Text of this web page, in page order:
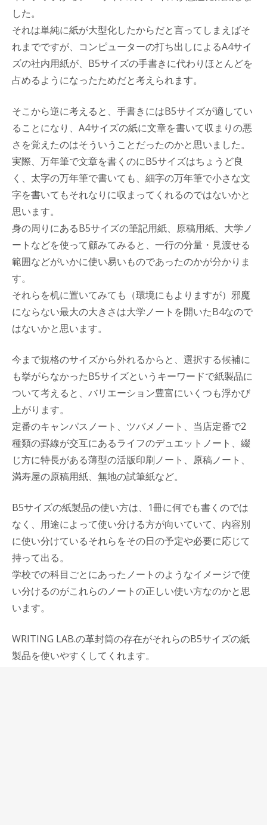
した。
それは単純に紙が大型化したからだと言ってしまえばそ
れまでですが、コンピューターの打ち出しによるA4サイ
ズの社内用紙が、B5サイズの手書きに代わりほとんどを
占めるようになったためだと考えられます。
そこから逆に考えると、手書きにはB5サイズが適してい
ることになり、A4サイズの紙に文章を書いて収まりの悪
さを覚えたのはそういうことだったのかと思いました。
実際、万年筆で文章を書くのにB5サイズはちょうど良
く、太字の万年筆で書いても、細字の万年筆で小さな文
字を書いてもそれなりに収まってくれるのではないかと
思います。
身の周りにあるB5サイズの筆記用紙、原稿用紙、大学ノ
ートなどを使って顧みてみると、一行の分量・見渡せる
範囲などがいかに使い易いものであったのかが分かりま
す。
それらを机に置いてみても（環境にもよりますが）邪魔
にならない最大の大きさは大学ノートを開いたB4なので
はないかと思います。
今まで規格のサイズから外れるからと、選択する候補に
も挙がらなかったB5サイズというキーワードで紙製品に
ついて考えると、バリエーション豊富にいくつも浮かび
上がります。
定番のキャンパスノート、ツバメノート、当店定番で2
種類の罫線が交互にあるライフのデュエットノート、綴
じ方に特長がある薄型の活版印刷ノート、原稿ノート、
満寿屋の原稿用紙、無地の試筆紙など。
B5サイズの紙製品の使い方は、1冊に何でも書くのでは
なく、用途によって使い分ける方が向いていて、内容別
に使い分けているそれらをその日の予定や必要に応じて
持って出る。
学校での科目ごとにあったノートのようなイメージで使
い分けるのがこれらのノートの正しい使い方なのかと思
います。
WRITING LAB.の革封筒の存在がそれらのB5サイズの紙
製品を使いやすくしてくれます。